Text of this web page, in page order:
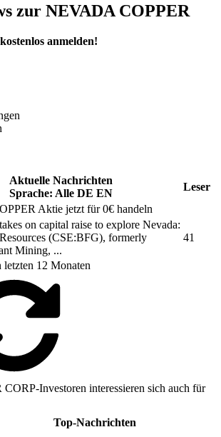
zur NEVADA COPPER
anmelden!
Aktuelle Nachrichten
Sprache: Alle DE EN
Leser
Aktie jetzt für 0€ handeln
on capital raise to explore Nevada:
(CSE:BFG), formerly
Mining, ...
41
12 Monaten
Investoren interessieren sich auch für
Top-Nachrichten